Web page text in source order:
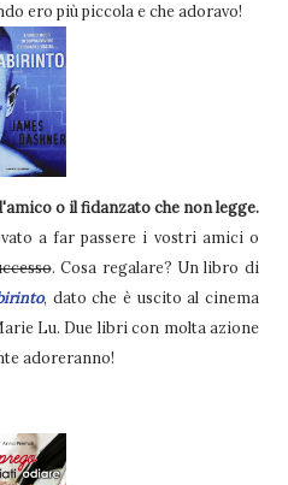
ero più piccola e che adoravo!
o il fidanzato che non legge.
a far passere i vostri amici o
. Cosa regalare? Un libro di
, dato che è uscito al cinema
Lu. Due libri con molta azione
adoreranno!